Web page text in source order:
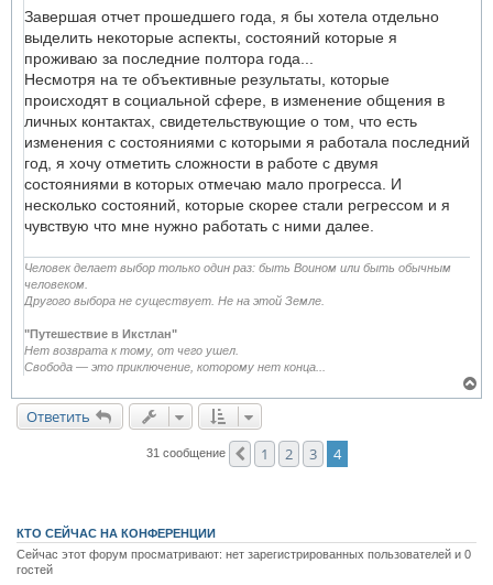
Завершая отчет прошедшего года, я бы хотела отдельно
выделить некоторые аспекты, состояний которые я
проживаю за последние полтора года...
Несмотря на те объективные результаты, которые
происходят в социальной сфере, в изменение общения в
личных контактах, свидетельствующие о том, что есть
изменения с состояниями с которыми я работала последний
год, я хочу отметить сложности в работе с двумя
состояниями в которых отмечаю мало прогресса. И
несколько состояний, которые скорее стали регрессом и я
чувствую что мне нужно работать с ними далее.
Человек делает выбор только один раз: быть Воином или быть обычным
человеком.
Другого выбора не существует. Не на этой Земле.
"Путешествие в Икстлан"
Нет возврата к тому, от чего ушел.
Свобода — это приключение, которому нет конца...
е
Ответить
31 сообщение Пред.
1 2 3 4
КТО СЕЙЧАС НА КОНФЕРЕНЦИИ
Сейчас этот форум просматривают: нет зарегистрированных пользователей и 0
гостей